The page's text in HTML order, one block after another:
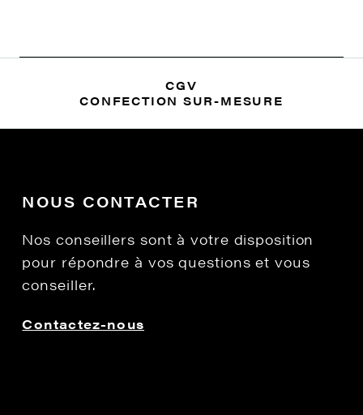
CGV
CONFECTION SUR-MESURE
NOUS CONTACTER
Nos conseillers sont à votre disposition
pour répondre à vos questions et vous
conseiller.
Contactez-nous